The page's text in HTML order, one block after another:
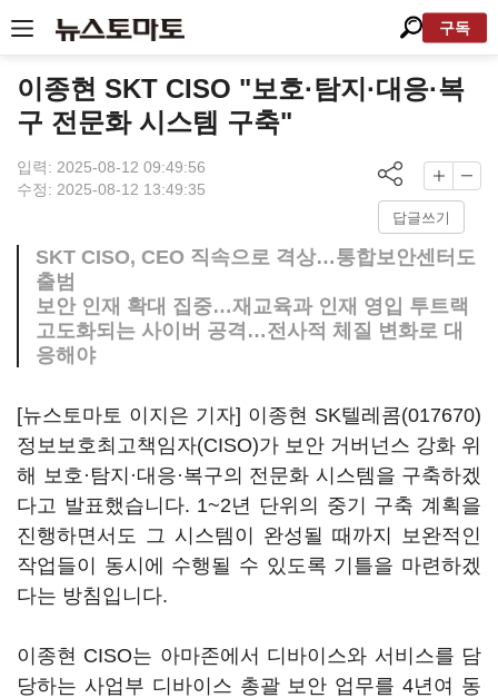
구독
이종현 SKT CISO "보호·탐지·대응·복
구 전문화 시스템 구축"
입력: 2025-08-12 09:49:56
수정: 2025-08-12 13:49:35
답글쓰기
SKT CISO, CEO 직속으로 격상…통합보안센터도
출범
보안 인재 확대 집중…재교육과 인재 영입 투트랙
고도화되는 사이버 공격…전사적 체질 변화로 대
응해야
[뉴스토마토 이지은 기자] 이종현 SK텔레콤(017670)
정보보호최고책임자(CISO)가 보안 거버넌스 강화 위
해 보호·탐지·대응·복구의 전문화 시스템을 구축하겠
다고 발표했습니다. 1~2년 단위의 중기 구축 계획을
진행하면서도 그 시스템이 완성될 때까지 보완적인
작업들이 동시에 수행될 수 있도록 기틀을 마련하겠
다는 방침입니다.
이종현 CISO는 아마존에서 디바이스와 서비스를 담
당하는 사업부 디바이스 총괄 보안 업무를 4년여 동